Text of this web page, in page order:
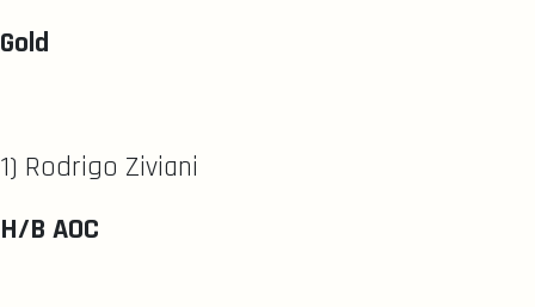
Gold
1) Rodrigo Ziviani
H/B AOC